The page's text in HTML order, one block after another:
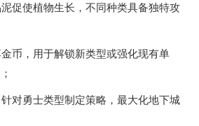
促使植物生长，不同种类具备独特攻
币，用于解锁新类型或强化现有单
对勇士类型制定策略，最大化地下城